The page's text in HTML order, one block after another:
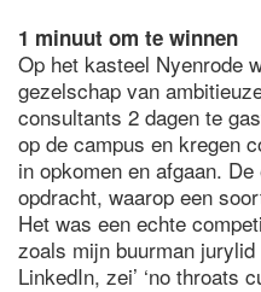
1 minuut om te winnen
Op het kasteel Nyenrode
gezelschap van
consultants 2 dagen te
op de campus en kregen
in opkomen en afgaan.
opdracht, waarop een
Het was een echte
zoals mijn buurman
LinkedIn, zei’ ‘no throats